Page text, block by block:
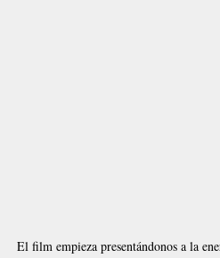
El film empieza presentándonos a la